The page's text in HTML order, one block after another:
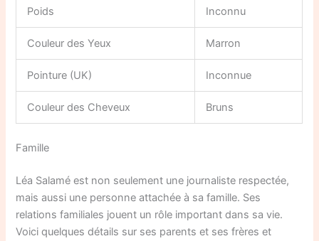
Poids Inconnu
Couleur des Yeux Marron
Pointure (UK) Inconnue
Couleur des Cheveux Bruns
Famille
Léa Salamé est non seulement une journaliste respectée,
mais aussi une personne attachée à sa famille. Ses
relations familiales jouent un rôle important dans sa vie.
Voici quelques détails sur ses parents et ses frères et